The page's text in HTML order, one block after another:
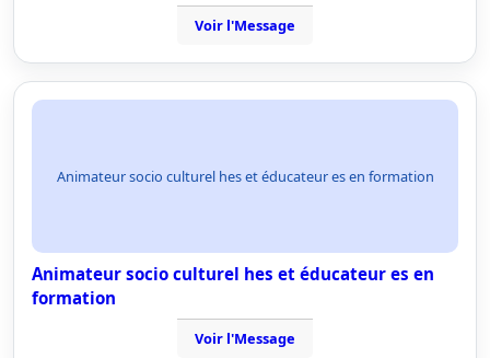
Voir l'Message
Animateur socio culturel hes et éducateur es en formation
Animateur socio culturel hes et éducateur es en
formation
Voir l'Message